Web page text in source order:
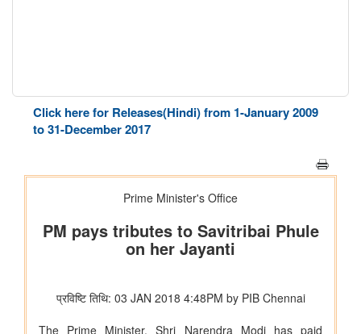
Click here for Releases(Hindi) from 1-January 2009
to 31-December 2017